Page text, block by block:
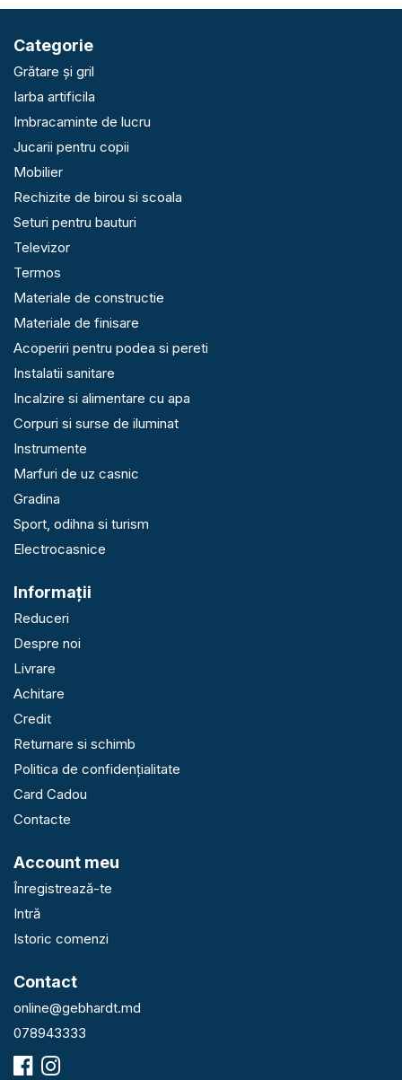
Categorie
Grătare și gril
Iarba artificila
Imbracaminte de lucru
Jucarii pentru copii
Mobilier
Rechizite de birou si scoala
Seturi pentru bauturi
Televizor
Termos
Materiale de constructie
Materiale de finisare
Acoperiri pentru podea si pereti
Instalatii sanitare
Incalzire si alimentare cu apa
Corpuri si surse de iluminat
Instrumente
Marfuri de uz casnic
Gradina
Sport, odihna si turism
Electrocasnice
Informaţii
Reduceri
Despre noi
Livrare
Achitare
Credit
Returnare si schimb
Politica de confidențialitate
Card Cadou
Contacte
Account meu
Înregistrează-te
Intră
Istoric comenzi
Contact
online@gebhardt.md
078943333